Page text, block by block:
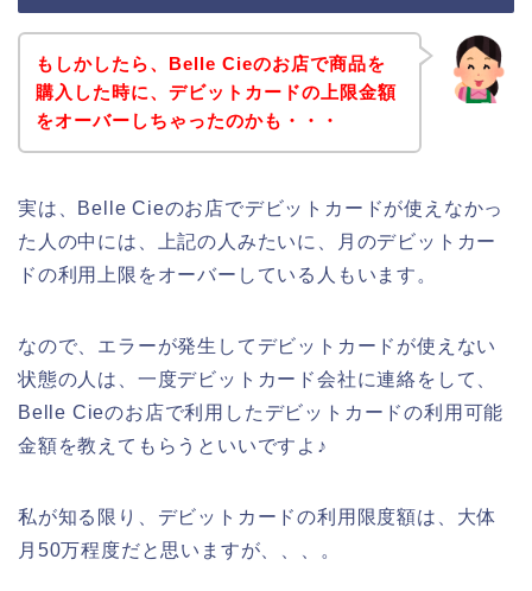
もしかしたら、Belle Cieのお店で商品を
購入した時に、デビットカードの上限金額
をオーバーしちゃったのかも・・・
実は、Belle Cieのお店でデビットカードが使えなかっ
た人の中には、上記の人みたいに、月のデビットカー
ドの利用上限をオーバーしている人もいます。
なので、エラーが発生してデビットカードが使えない
状態の人は、一度デビットカード会社に連絡をして、
Belle Cieのお店で利用したデビットカードの利用可能
金額を教えてもらうといいですよ♪
私が知る限り、デビットカードの利用限度額は、大体
月50万程度だと思いますが、、、。